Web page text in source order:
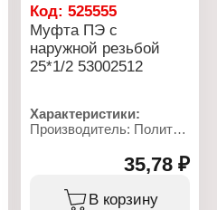
Код:525555
Муфта ПЭ с
наружной резьбой
25*1/2 53002512
Характеристики:
Производитель: Политек
Артикул: 53002512
Тип товара: Муфта
Вид: переходная
Диаметр присоединения:
35,78 ₽
В корзину